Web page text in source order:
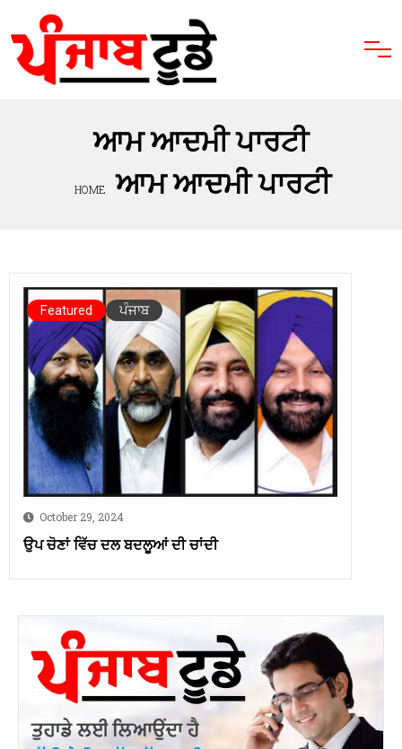
ਆਮ ਆਦਮੀ ਪਾਰਟੀ
HOME ਆਮ ਆਦਮੀ ਪਾਰਟੀ
October 29, 2024
ਉਪ ਚੋਣਾਂ ਵਿੱਚ ਦਲ ਬਦਲੂਆਂ ਦੀ ਚਾਂਦੀ
Featured ਪੰਜਾਬ